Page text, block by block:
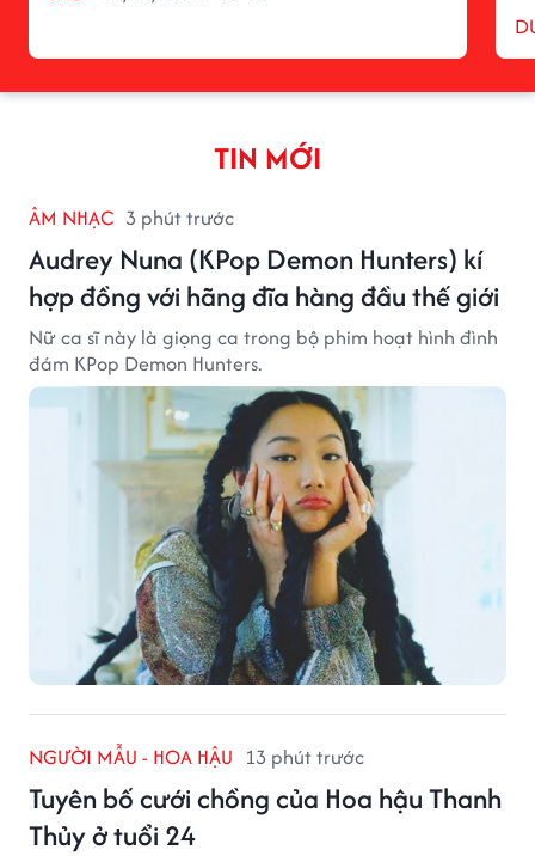
TIN MỚI
ÂM NHẠC 3 phút trước
Audrey Nuna (KPop Demon Hunters) kí
hợp đồng với hãng đĩa hàng đầu thế giới
Nữ ca sĩ này là giọng ca trong bộ phim hoạt hình đình
đám KPop Demon Hunters.
NGƯỜI MẪU - HOA HẬU 13 phút trước
Tuyên bố cưới chồng của Hoa hậu Thanh
Thủy ở tuổi 24